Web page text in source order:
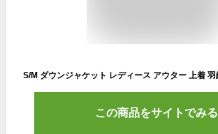
この商品をサイトでみる